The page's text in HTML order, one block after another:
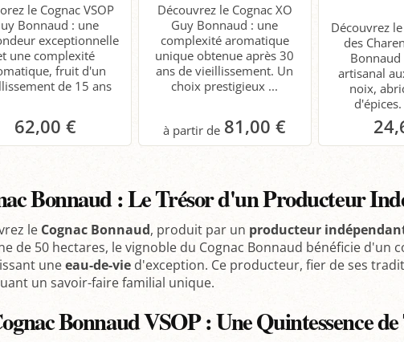
le Cognac VSOP
Bonnaud : une
exceptionnelle
une complexité
fruit d'un
de 15 ans
62,00 €
Découvrez le Cognac XO
Guy Bonnaud : une
complexité aromatique
unique obtenue après 30
ans de vieillissement. Un
choix prestigieux ...
81,00 €
Découvrez
des
artisanal
noix,
Bonnaud : Le Trésor d'un Producteur
le Cognac Bonnaud, produit par un producteur
de 50 hectares, le vignoble du Cognac Bonnaud bénéficie d'un
uneeau-de-vie d'exception. Ce producteur, fier de ses
un savoir-faire familial unique.
Bonnaud VSOP : Une Quintessence